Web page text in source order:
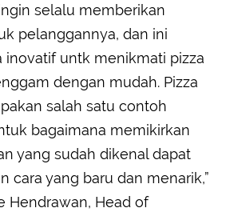
selalu memberikan
pelanggannya, dan ini
inovatif untk menikmati pizza
dengan mudah. Pizza
salah satu contoh
bagaimana memikirkan
yang sudah dikenal dapat
cara yang baru dan menarik,”
Hendrawan, Head of